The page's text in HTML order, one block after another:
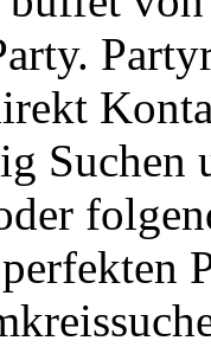
Suchen